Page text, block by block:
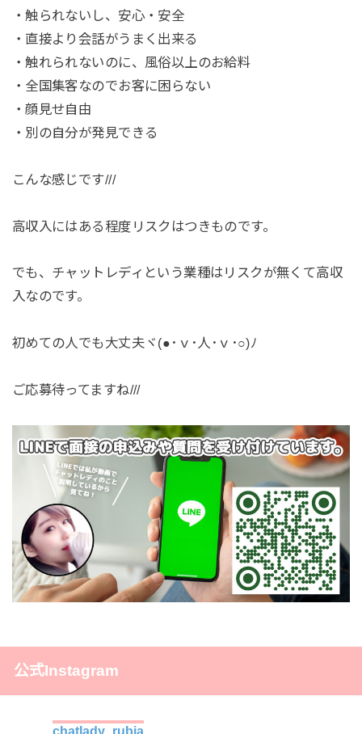
・触られないし、安心・安全
・直接より会話がうまく出来る
・触れられないのに、風俗以上のお給料
・全国集客なのでお客に困らない
・顔見せ自由
・別の自分が発見できる
こんな感じです///
高収入にはある程度リスクはつきものです。
でも、チャットレディという業種はリスクが無くて高収
入なのです。
初めての人でも大丈夫ヾ(●･ｖ･人･ｖ･○)ﾉ
ご応募待ってますね///
公式Instagram
chatlady_rubia